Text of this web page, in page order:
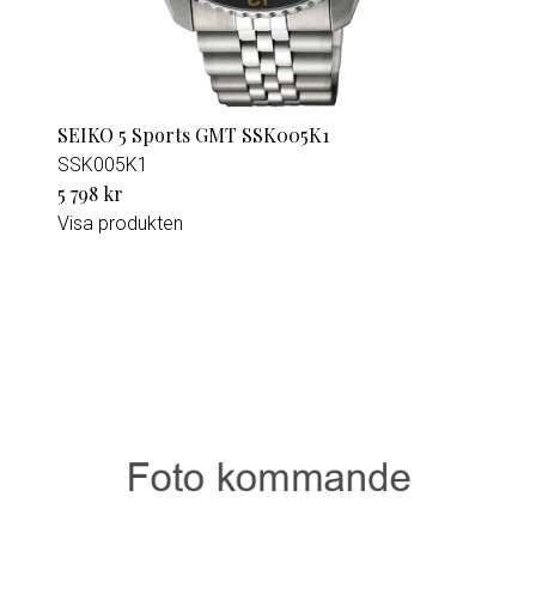
SEIKO 5 Sports GMT SSK005K1
SSK005K1
5 798 kr
Visa produkten